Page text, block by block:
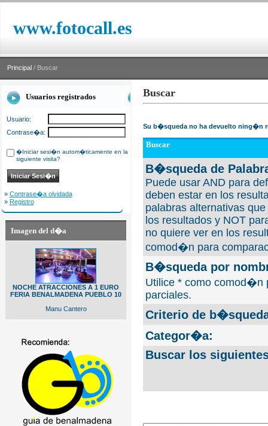
www.fotocall.es
Principal / Buscar
Usuarios registrados
Usuario:
Contrase�a:
�Iniciar sesi�n autom�ticamente en la
siguiente visita?
» Contrase�a olvidada
» Registro
Imagen del d�a
NOCHE ATRACCIONES A 1 EURO
FERIA BENALMADENA PUEBLO 10
Manu Cantero
Buscar
Su b�squeda no ha devuelto ning�n
Buscar
B�squeda de
Puede usar AND para
deben estar en los
palabras alternativas
los resultados y NOT
no quiere ver en los
comod�n para
B�squeda por
Utilice * como comod�n
parciales.
Criterio de
Categor�a:
Buscar los